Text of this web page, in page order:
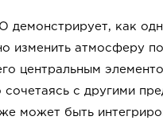
демонстрирует, как
изменить атмосферу
центральным
сочетаясь с другими
может быть